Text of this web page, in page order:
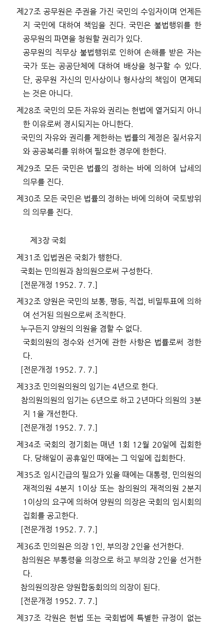
제 27조 공무원은 주권을 가진 국민의 수임자이며 언제든
지 국민에 대하여 책임을 진다.국민은 불법행위를 한
공무원의 파면을 청원할 권리가 있다.
공무원의 직무상 불법행위로 인하여 손해를 받은 자는
국가 또는 공공단체에 대하여 배상을 청구할 수 있다.
단 ,공무원 자신의 민사상이나 형사상의 책임이 면제되
는 것은 아니다.
제 28조 국민의 모든 자유와 권리는 헌법에 열거되지 아니
한 이유로써 경시되지는 아니한다.
국민의 자유와 권리를 제한하는 법률의 제정은 질서유지
와 공공복리를 위하여 필요한 경우에 한한다.
제 29조 모든 국민은 법률의 정하는 바에 의하여 납세의
의무를 진다
제 30조 모든 국민은 법률의 정하는 바에 의하여 국토방위
의 의무를 진다.
제 3장 국회
제 31 조 입법권은 국회가 행한다
국회는 민의원과 참의원으로써 구성한다
[전문개정 1952. 7. 7.]
제 32조 양원은 국민의 보통,평등 직접
비밀투표에 의하
여 선거된 의원으로써 조직한다.
누구든지 양원의 의원을 겸할 수 없다.
국회의원의 정수와 선거에 관한 사항은 법률로써 정한
다.
[전문개정 1952. 7. 7.]
제 33조 민의원의원의 임기는4년으로 한다.
참의원의원의 임기는 6년으로 하고 2 년마다 의원의 3분
지 1을 개선한다.
[전문개정 1952. 7. 7.]
제 34조 국회의 정기회는 매년 1 회 12월 20일에 집회한
다 당해일이 공휴일인 때에는 그 익일에 집회한다
제 35조 임시긴급의 필요가 있을 때에는 대통령
민의원의
재적의원4분지 1 이상 또는 참의원의 재적의원 2분지
1 이상의 요구에 의하여 양원의 의장은 국회의 임시회의
집회를 공고한다.
[전문개정 1952. 7. 7.]
제 36조 민의원은 의장 1 인 ,부의장 2인을 선거한다.
참의원은 부통령을 의장으로 하고 부의장 2인을 선거한
다.
참의원의장은 양원합동회의의 의장이 된다.
[전문개정 1952. 7. 7.]
제 37조 각원은 헌법 또는 국회법에 특별한 규정이 없는